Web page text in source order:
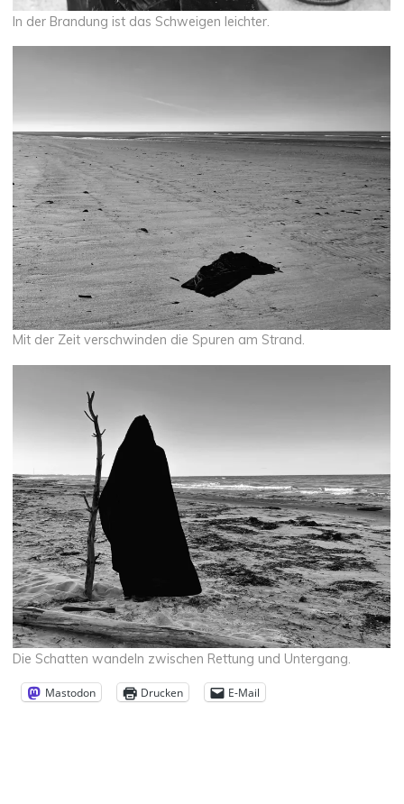
In der Brandung ist das Schweigen leichter.
Mit der Zeit verschwinden die Spuren am Strand.
Die Schatten wandeln zwischen Rettung und Untergang.
Mastodon Drucken E-Mail